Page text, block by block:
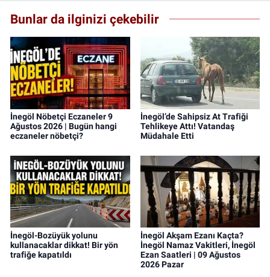
Bunlar da ilginizi çekebilir
İnegöl Nöbetçi Eczaneler 9
Ağustos 2026 | Bugün hangi
eczaneler nöbetçi?
İnegöl’de Sahipsiz At Trafiği
Tehlikeye Attı! Vatandaş
Müdahale Etti
İnegöl-Bozüyük yolunu
kullanacaklar dikkat! Bir yön
trafiğe kapatıldı
İnegöl Akşam Ezanı Kaçta?
İnegöl Namaz Vakitleri, İnegöl
Ezan Saatleri | 09 Ağustos
2026 Pazar